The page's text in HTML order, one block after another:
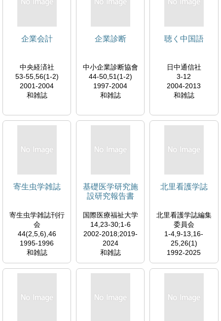
企業会計
中央経済社
53-55,56(1-2)
2001-2004
和雑誌
企業診断
中小企業診断協會
44-50,51(1-2)
1997-2004
和雑誌
聴く中国語
日中通信社
3-12
2004-2013
和雑誌
寄生虫学雑誌
寄生虫学雑誌刊行
会
44(2,5,6),46
1995-1996
和雑誌
基礎医学研究施
設研究報告書
国際医療福祉大学
14,23-30;1-6
2002-2018;2019-
2024
和雑誌
北里看護学誌
北里看護学誌編集
委員会
1-4,9-13,16-
25,26(1)
1992-2025
和雑誌